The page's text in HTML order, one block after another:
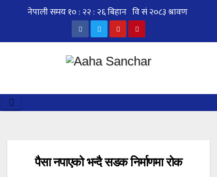
पैसा नपाएको भन्दै सडक निर्माणमा रोक